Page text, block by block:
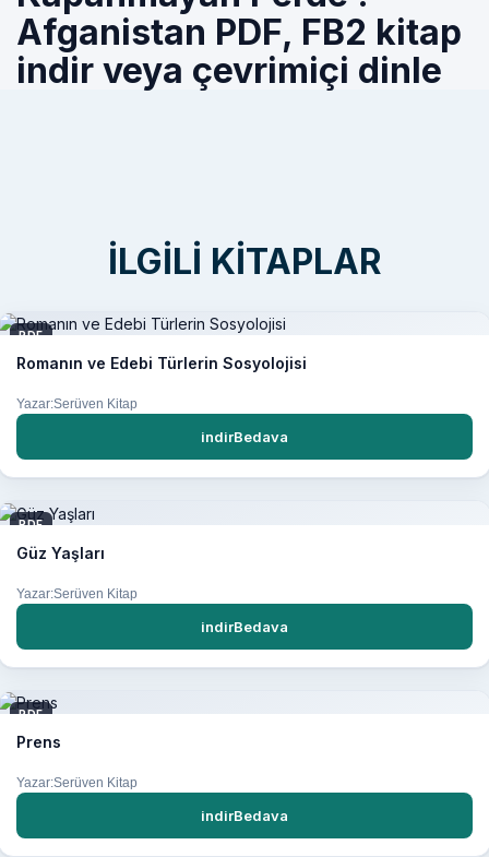
Afganistan PDF, FB2 kitap
indir veya çevrimiçi dinle
İLGILI KITAPLAR
PDF
Romanın ve Edebi Türlerin Sosyolojisi
Yazar:Serüven Kitap
indirBedava
PDF
Güz Yaşları
Yazar:Serüven Kitap
indirBedava
PDF
Prens
Yazar:Serüven Kitap
indirBedava